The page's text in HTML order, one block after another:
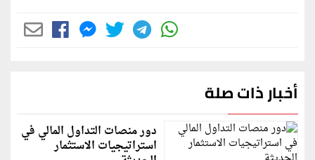
أخبار ذات صلة
دور منصات التداول المالي في
استراتيجيات الاستثمار